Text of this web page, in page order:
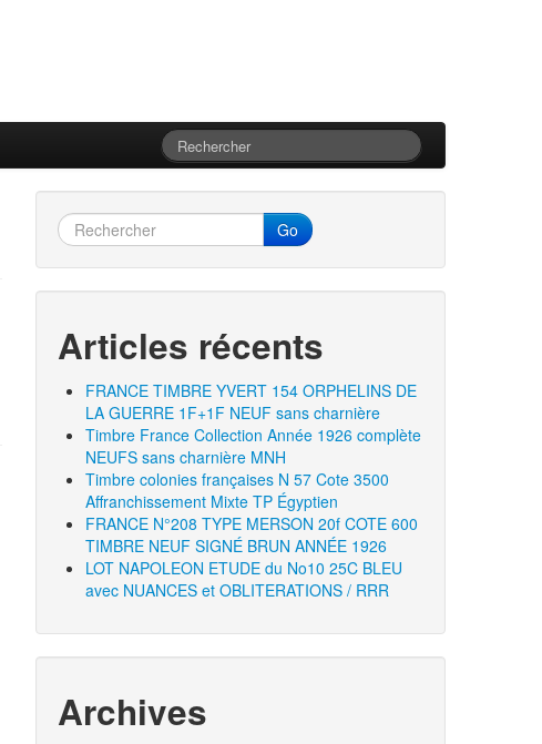
Go
Articles récents
FRANCE TIMBRE YVERT 154 ORPHELINS DE
LA GUERRE 1F+1F NEUF sans charnière
Timbre France Collection Année 1926 complète
NEUFS sans charnière MNH
Timbre colonies françaises N 57 Cote 3500
Affranchissement Mixte TP Égyptien
FRANCE N°208 TYPE MERSON 20f COTE 600
TIMBRE NEUF SIGNÉ BRUN ANNÉE 1926
LOT NAPOLEON ETUDE du No10 25C BLEU
avec NUANCES et OBLITERATIONS / RRR
Archives